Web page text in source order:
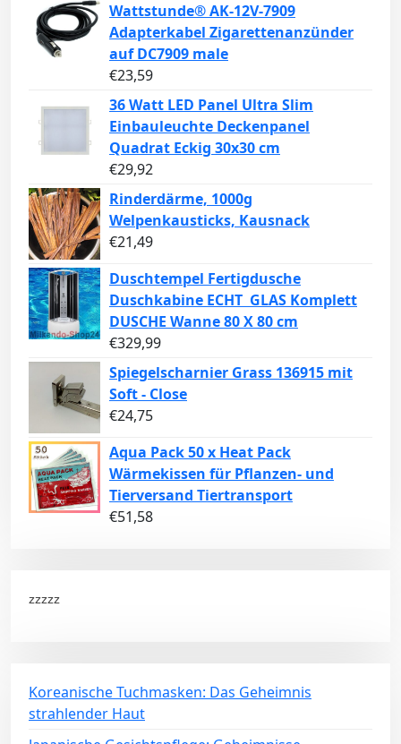
Wattstunde® AK-12V-7909
Adapterkabel Zigarettenanzünder
auf DC7909 male
€23,59
36 Watt LED Panel Ultra Slim
Einbauleuchte Deckenpanel
Quadrat Eckig 30x30 cm
€29,92
Rinderdärme, 1000g
Welpenkausticks, Kausnack
€21,49
Duschtempel Fertigdusche
Duschkabine ECHT GLAS Komplett
DUSCHE Wanne 80 X 80 cm
€329,99
Spiegelscharnier Grass 136915 mit
Soft - Close
€24,75
Aqua Pack 50 x Heat Pack
Wärmekissen für Pflanzen- und
Tierversand Tiertransport
€51,58
zzzzz
Koreanische Tuchmasken: Das Geheimnis
strahlender Haut